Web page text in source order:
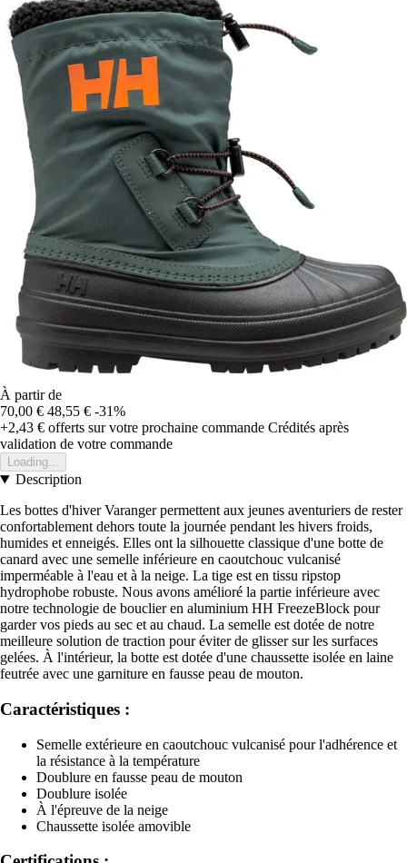
À partir de
70,00 € 48,55 € -31%
+2,43 € offerts sur votre prochaine commande Crédités après
validation de votre commande
Loading...
Description
Les bottes d'hiver Varanger permettent aux jeunes aventuriers de rester
confortablement dehors toute la journée pendant les hivers froids,
humides et enneigés. Elles ont la silhouette classique d'une botte de
canard avec une semelle inférieure en caoutchouc vulcanisé
imperméable à l'eau et à la neige. La tige est en tissu ripstop
hydrophobe robuste. Nous avons amélioré la partie inférieure avec
notre technologie de bouclier en aluminium HH FreezeBlock pour
garder vos pieds au sec et au chaud. La semelle est dotée de notre
meilleure solution de traction pour éviter de glisser sur les surfaces
gelées. À l'intérieur, la botte est dotée d'une chaussette isolée en laine
feutrée avec une garniture en fausse peau de mouton.
Caractéristiques :
Semelle extérieure en caoutchouc vulcanisé pour l'adhérence et
la résistance à la température
Doublure en fausse peau de mouton
Doublure isolée
À l'épreuve de la neige
Chaussette isolée amovible